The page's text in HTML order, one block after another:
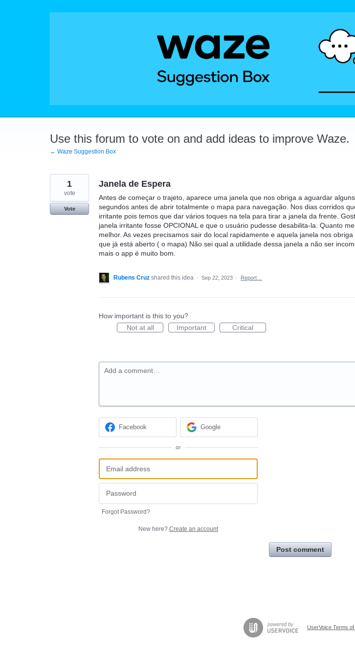
Use this forum to vote on and add ideas to improve Waze.
← Waze Suggestion Box
Janela de Espera
Antes de começar o trajeto, aparece uma janela que nos obriga a aguardar
segundos antes de abrir totalmente o mapa para navegação. Nos dias corridos
irritante pois temos que dar vários toques na tela para tirar a janela da frente.
janela irritante fosse OPCIONAL e que o usuário pudesse desabilita-la. Quanto
melhor. As vezes precisamos sair do local rapidamente e aquela janela nos
que já está aberto ( o mapa) Não sei qual a utilidade dessa janela a não ser
mais o app é muito bom.
1
vote
Vote
Rubens Cruz shared this idea · Sep 22, 2023 · Report…
How important is this to you?
Not at all
Important Critical
Add a comment…
Facebook Google
or
Forgot Password?
New here? Create an account
Post comment
UserVoice Terms